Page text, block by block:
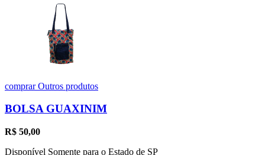
comprarOutros produtos
BOLSA GUAXINIM
R$ 50,00
Disponível Somente para o Estado de SP